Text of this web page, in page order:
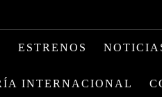
ESTRENOS
INTERNACIONAL